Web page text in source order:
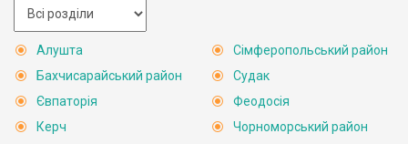
Алушта
Бахчисарайський район
Євпаторія
Керч
Сімферопольський район
Судак
Феодосія
Чорноморський район